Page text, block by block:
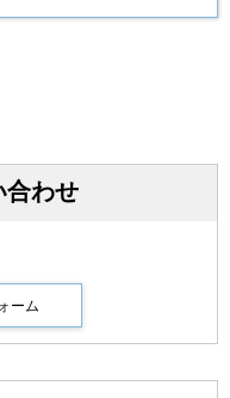
合わせ